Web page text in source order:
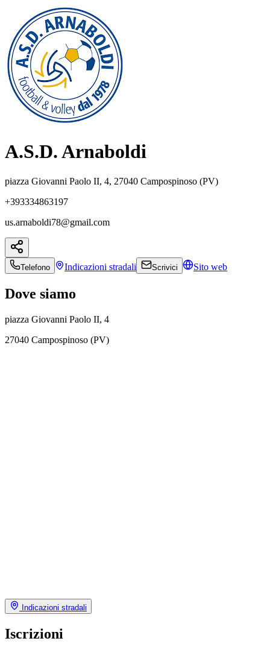
A.S.D. Arnaboldi
piazza Giovanni Paolo II, 4, 27040 Campospinoso (PV)
+393334863197
us.arnaboldi78@gmail.com
Telefono Indicazioni stradali Scrivici Sito web
Dove siamo
piazza Giovanni Paolo II, 4
27040 Campospinoso (PV)
Indicazioni stradali
Iscrizioni